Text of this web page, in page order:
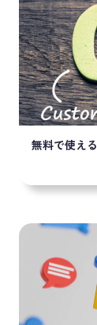
無料で使え